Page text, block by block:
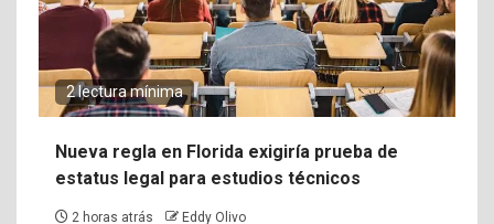
2 lectura mínima
Nueva regla en Florida exigiría prueba de
estatus legal para estudios técnicos
2 horas atrás Eddy Olivo